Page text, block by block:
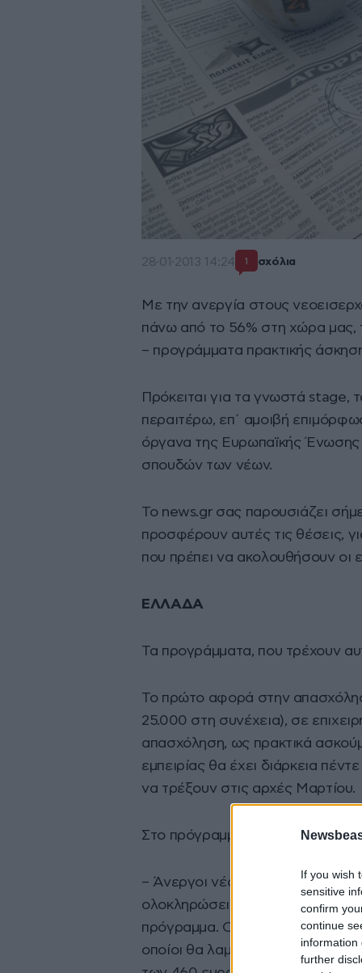
If you wish
sensitive
confirm
continue
information
further
28·01·2013 14:24 1 σχόλια
Με την ανεργία στους
πάνω από το 56% στη χώρα μας,
– προγράμματα πρακτικής
Πρόκειται για τα γνωστά stage,
περαιτέρω, επ΄ αμοιβή
όργανα της Ευρωπαϊκής Ένωσης
σπουδών των νέων.
Το news.gr σας παρουσιάζει
προσφέρουν αυτές τις θέσεις,
που πρέπει να ακολουθήσουν οι
ΕΛΛΑΔΑ
Τα προγράμματα, που τρέχουν
Το πρώτο αφορά στην
25.000 στη συνέχεια), σε
απασχόληση, ως πρακτικά
εμπειρίας θα έχει διάρκεια
να τρέξουν στις αρχές Μαρτίου.
Στο πρόγραμμα έχουν δικαίωμα
– Άνεργοι νέοι, απόφοιτοι ΑΕΙ/
ολοκληρώσει τις σπουδές τους
πρόγραμμα. Οι ωφελούμενοι της
οποίοι θα λαμβάνουν για κάθε